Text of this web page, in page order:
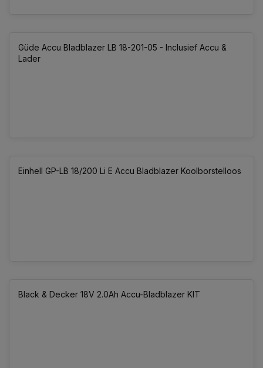
Güde Accu Bladblazer LB 18-201-05 - Inclusief Accu &
Lader
Einhell GP-LB 18/200 Li E Accu Bladblazer Koolborstelloos
Black & Decker 18V 2.0Ah Accu-Bladblazer KIT